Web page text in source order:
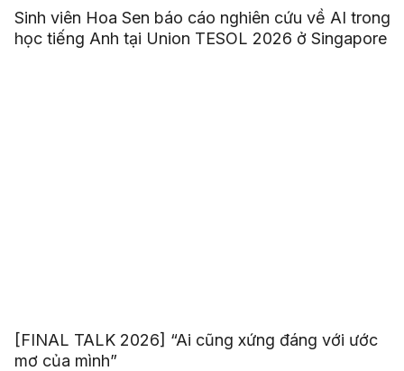
Sinh viên Hoa Sen báo cáo nghiên cứu về AI trong
học tiếng Anh tại Union TESOL 2026 ở Singapore
[FINAL TALK 2026] “Ai cũng xứng đáng với ước
mơ của mình”